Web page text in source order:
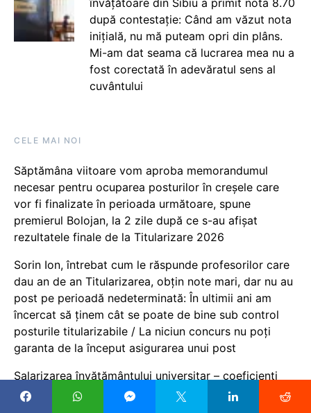
după contestație: Când am văzut nota
inițială, nu mă puteam opri din plâns.
Mi-am dat seama că lucrarea mea nu a
fost corectată în adevăratul sens al
cuvântului
CELE MAI NOI
Săptămâna viitoare vom aproba memorandumul
necesar pentru ocuparea posturilor în creșele care
vor fi finalizate în perioada următoare, spune
premierul Bolojan, la 2 zile după ce s-au afișat
rezultatele finale de la Titularizare 2026
Sorin Ion, întrebat cum le răspunde profesorilor care
dau an de an Titularizarea, obțin note mari, dar nu au
post pe perioadă nedeterminată: În ultimii ani am
încercat să ținem cât se poate de bine sub control
posturile titularizabile / La niciun concurs nu poți
garanta de la început asigurarea unui post
Salarizarea învățământului universitar – coeficienți
prea mici sau taxare pe muncă prea mare?